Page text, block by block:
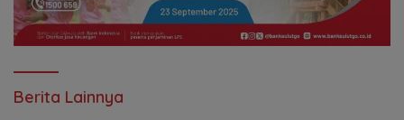
Berita Lainnya